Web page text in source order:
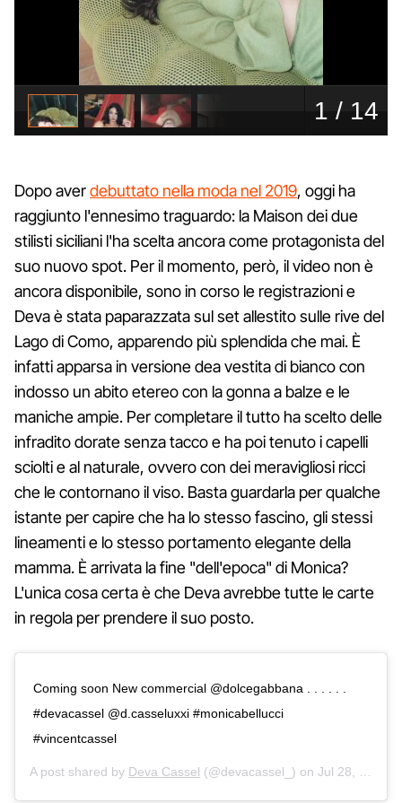
Dopo averdebuttato nella moda nel 2019, oggi ha
raggiunto l'ennesimo traguardo: la Maison dei due
stilisti siciliani l'ha scelta ancora come protagonista del
suo nuovo spot. Per il momento, però, il video non è
ancora disponibile, sono in corso le registrazioni e
Deva è stata paparazzata sul set allestito sulle rive del
Lago di Como, apparendo più splendida che mai. È
infatti apparsa in versione dea vestita di bianco con
indosso un abito etereo con la gonna a balze e le
maniche ampie. Per completare il tutto ha scelto delle
infradito dorate senza tacco e ha poi tenuto i capelli
sciolti e al naturale, ovvero con dei meravigliosi ricci
che le contornano il viso. Basta guardarla per qualche
istante per capire che ha lo stesso fascino, gli stessi
lineamenti e lo stesso portamento elegante della
mamma. È arrivata la fine "dell'epoca" di Monica?
L'unica cosa certa è che Deva avrebbe tutte le carte
in regola per prendere il suo posto.
Coming soon New commercial @dolcegabbana . . . . . .
#devacassel @d.casseluxxi #monicabellucci
#vincentcassel
A post shared by Deva Cassel (@devacassel_) on Jul 28, 2020 at 11:17am PDT